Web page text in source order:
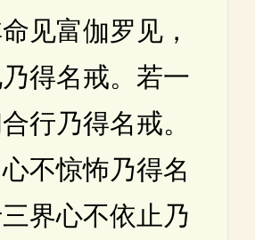
见富伽罗见，
得名戒。若一
行乃得名戒。
不惊怖乃得名
界心不依止乃